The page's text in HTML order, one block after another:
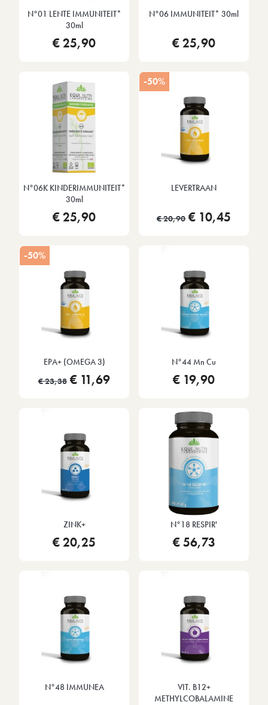
N°01 LENTE IMMUNITEIT*
30ml
€ 25,90
N°06 IMMUNITEIT* 30ml
€ 25,90
N°06K KINDERIMMUNITEIT*
30ml
€ 25,90
LEVERTRAAN
€ 20,90 € 10,45
-50%
EPA+ (OMEGA 3)
€ 23,38 € 11,69
-50%
N°44 Mn Cu
€ 19,90
ZINK+
€ 20,25
N°18 RESPIR'
€ 56,73
N°48 IMMUNEA
VIT. B12+
METHYLCOBALAMINE